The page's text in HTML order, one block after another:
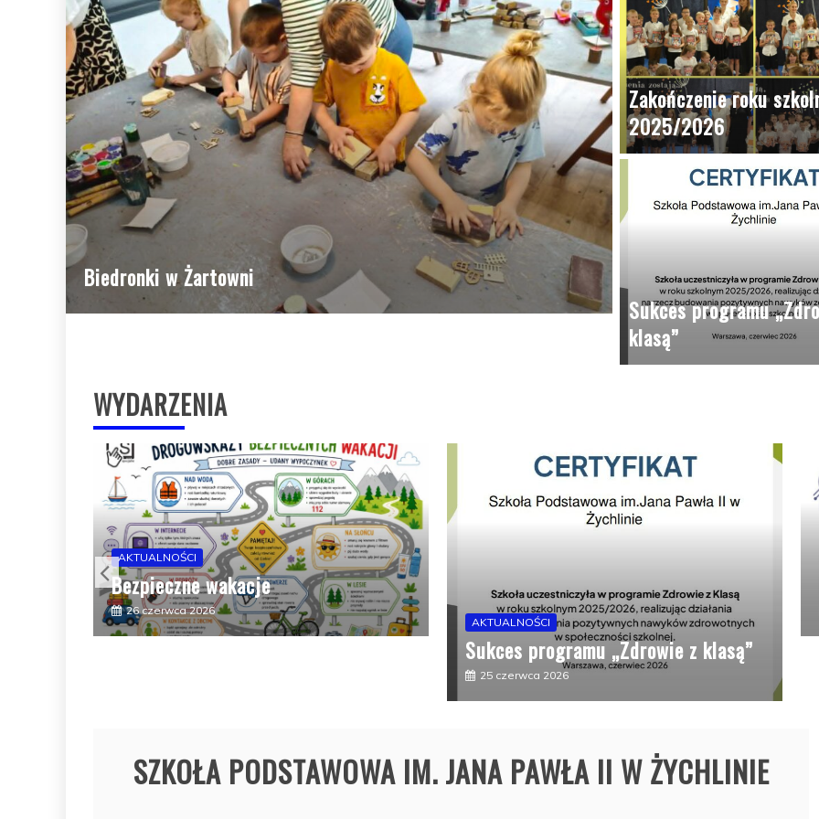
Żartowni Zaczytane Biedronki
Zakończenie roku
2025/2026
Sukces programu
klasą”
WYDARZENIA
AKTUALNOŚCI
AKTUALNOŚCI
Nasza szkoła wyróżniona Krajową
Label!
25 czerwca 2026
SZKOŁA PODSTAWOWA IM. JANA PAWŁA II W ŻYCHLINIE